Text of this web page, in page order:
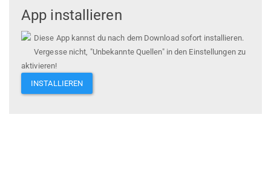
App installieren
Diese App kannst du nach dem Download sofort installieren.
Vergesse nicht, "Unbekannte Quellen" in den Einstellungen zu
aktivieren!
INSTALLIEREN